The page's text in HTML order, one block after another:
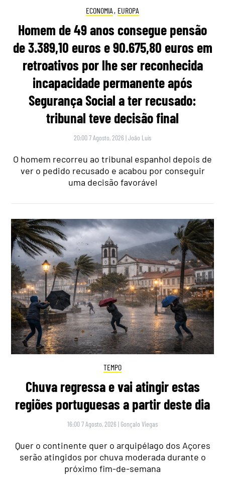
ECONOMIA , EUROPA
Homem de 49 anos consegue pensão
de 3.389,10 euros e 90.675,80 euros em
retroativos por lhe ser reconhecida
incapacidade permanente após
Segurança Social a ter recusado:
tribunal teve decisão final
20:00 7 Agosto, 2026 |João Luís
O homem recorreu ao tribunal espanhol depois de
ver o pedido recusado e acabou por conseguir
uma decisão favorável
TEMPO
Chuva regressa e vai atingir estas
regiões portuguesas a partir deste dia
16:00 7 Agosto, 2026 | Gonçalo Viegas
Quer o continente quer o arquipélago dos Açores
serão atingidos por chuva moderada durante o
próximo fim-de-semana